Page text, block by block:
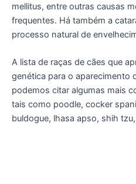
mellitus, entre outras causas
frequentes. Há também a
processo natural de
A lista de raças de cães que
genética para o aparecimento
podemos citar algumas mais
tais como poodle, cocker
buldogue, lhasa apso, shih